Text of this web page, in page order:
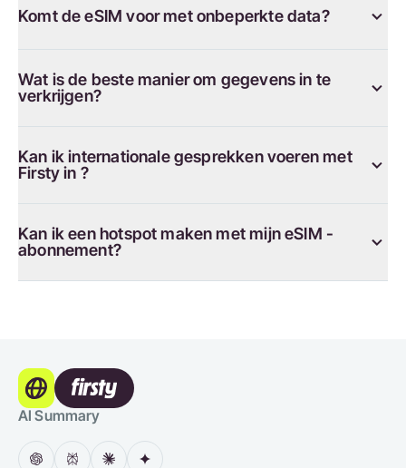
Komt de eSIM voor met onbeperkte data?
Wat is de beste manier om gegevens in te
verkrijgen?
Kan ik internationale gesprekken voeren met
Firsty in ?
Kan ik een hotspot maken met mijn eSIM -
abonnement?
AI Summary